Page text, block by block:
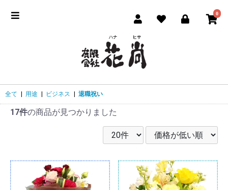
0
全て 用途 ビジネス 退職祝い
17件の商品が見つかりました